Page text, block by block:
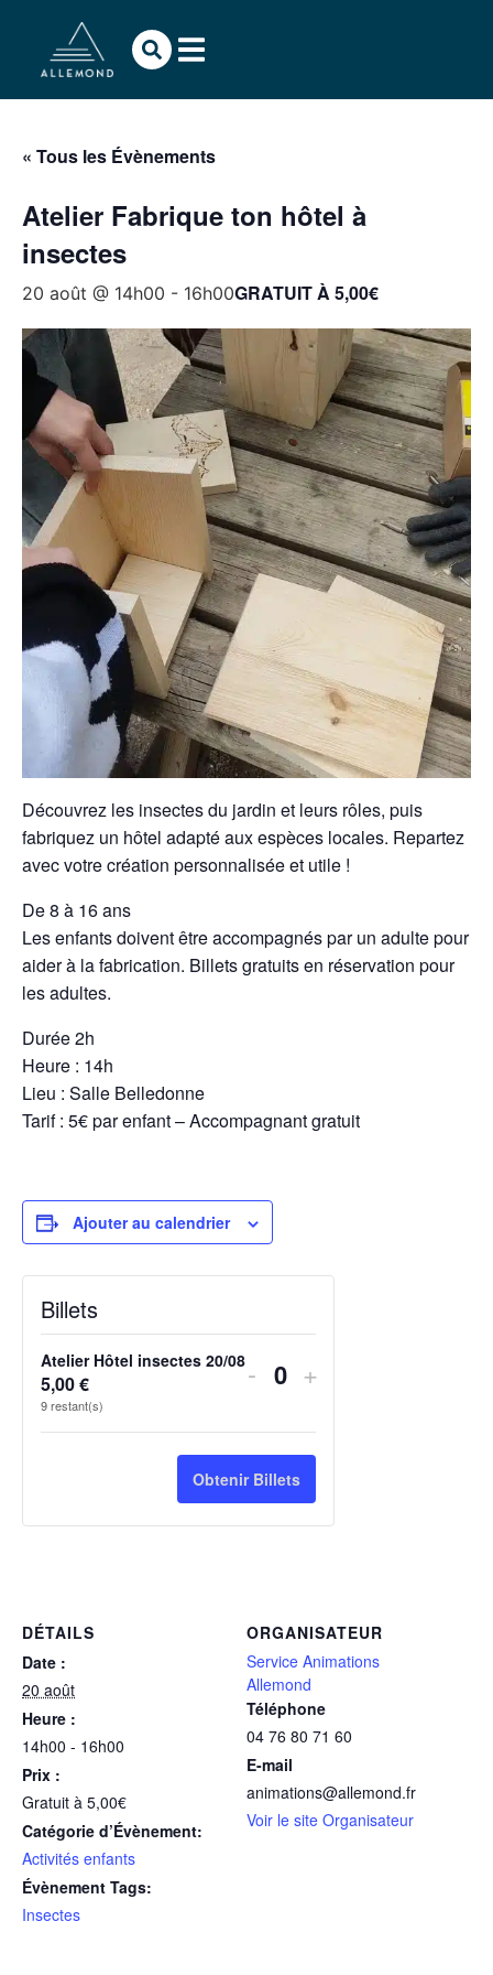
« Tous les Évènements
Atelier Fabrique ton hôtel à
insectes
20 août @ 14h00 - 16h00GRATUIT À 5,00€
Découvrez les insectes du jardin et leurs rôles, puis
fabriquez un hôtel adapté aux espèces locales. Repartez
avec votre création personnalisée et utile !
De 8 à 16 ans
Les enfants doivent être accompagnés par un adulte pour
aider à la fabrication. Billets gratuits en réservation pour
les adultes.
Durée 2h
Heure : 14h
Lieu : Salle Belledonne
Tarif : 5€ par enfant – Accompagnant gratuit
Ajouter au calendrier
DÉTAILS
Date :
20 août
Heure :
14h00 - 16h00
Prix :
Gratuit à 5,00€
Catégorie d’Évènement:
Activités enfants
Évènement Tags:
Insectes
ORGANISATEUR
Service Animations
Allemond
Téléphone
04 76 80 71 60
E-mail
animations@allemond.fr
Voir le site Organisateur
Billets
Atelier Hôtel insectes 20/08
5,00€
9restant(s)
- Quantité
+
Obtenir Billets